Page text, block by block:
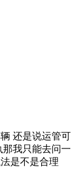
还是说运管可
那我只能去问一
是不是合理